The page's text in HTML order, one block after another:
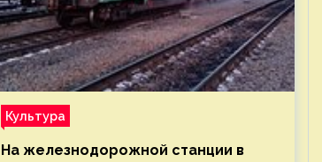
Культура
На железнодорожной станции в